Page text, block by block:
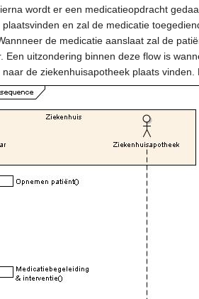
wordt er een medicatieopdracht
en zal de medicatie
de medicatie aanslaat zal de
Een uitzondering binnen deze flow is
de ziekenhuisapotheek plaats